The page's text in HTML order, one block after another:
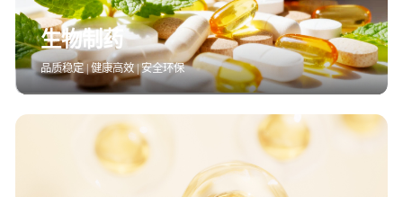
生物制药
品质稳定 | 健康高效 | 安全环保